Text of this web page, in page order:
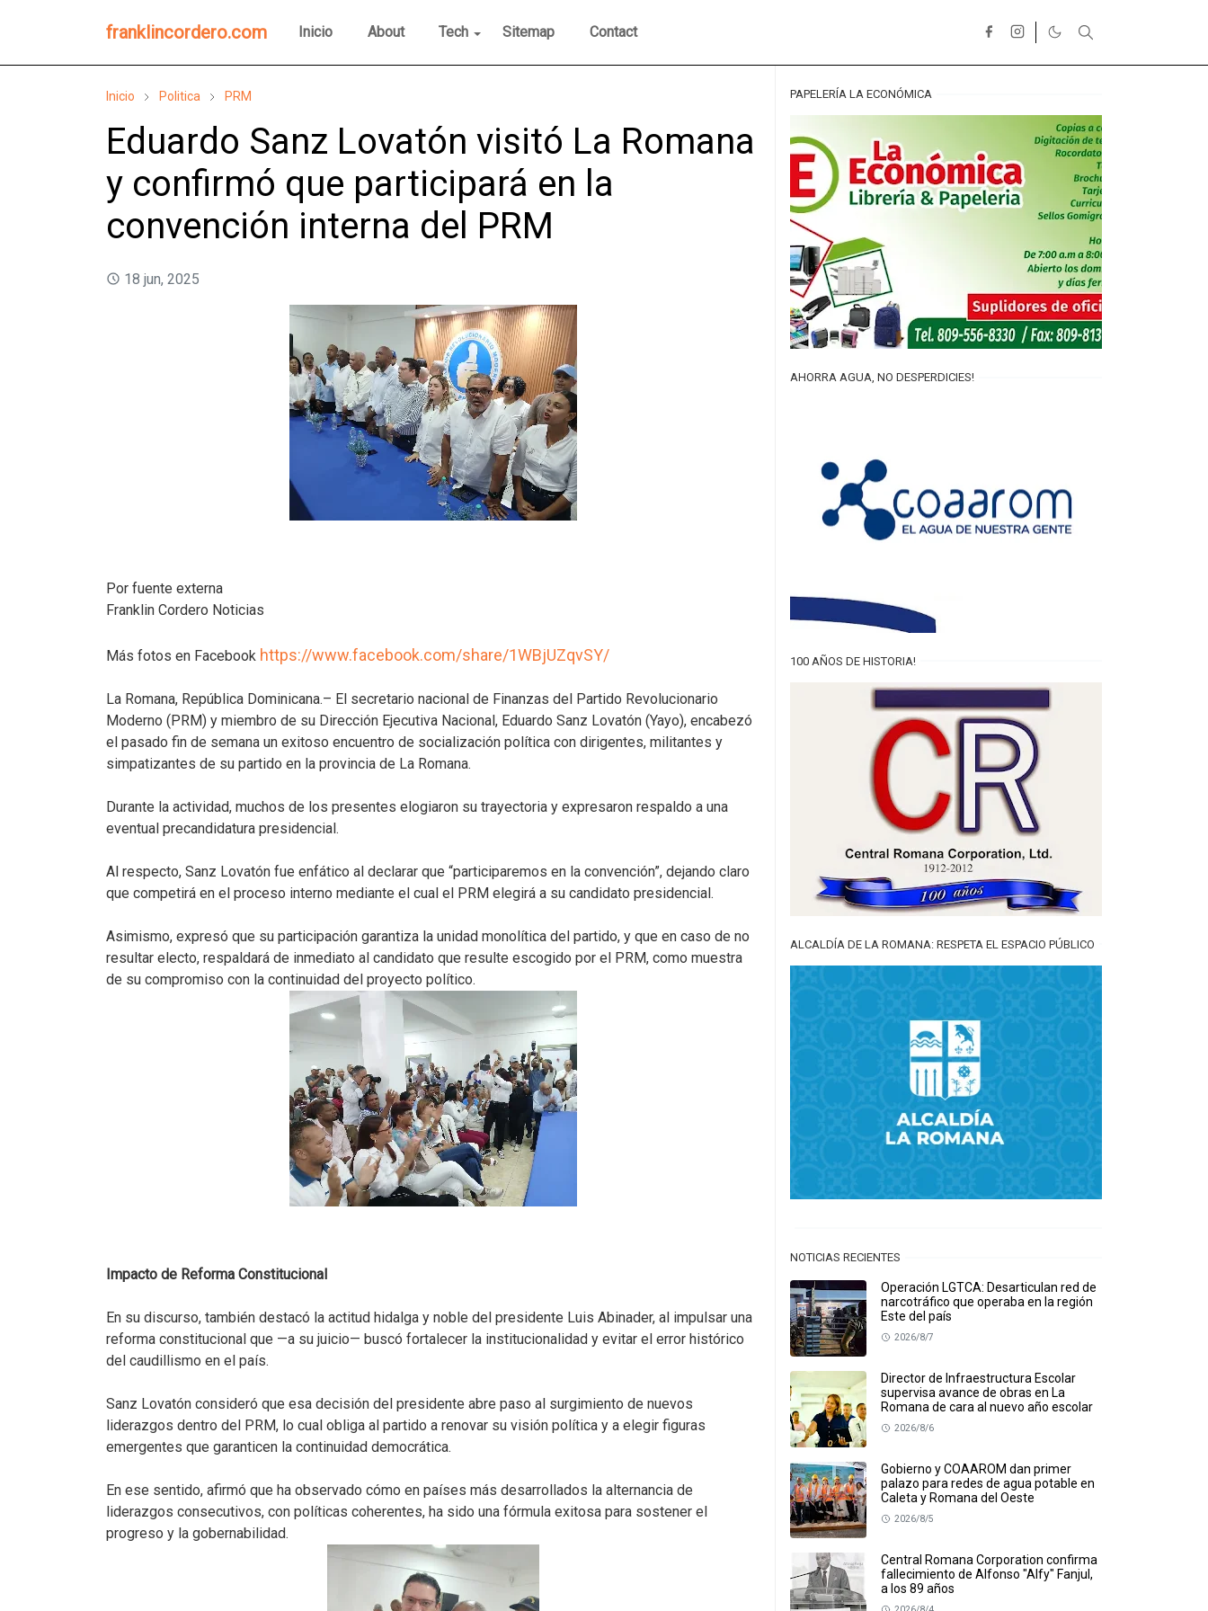
franklincordero.com Inicio About Tech Sitemap Contact
Inicio Politica PRM
Eduardo Sanz Lovatón visitó La Romana
y confirmó que participará en la
convención interna del PRM
18 jun, 2025
Por fuente externa
Franklin Cordero Noticias
Más fotos en Facebook https://www.facebook.com/share/1WBjUZqvSY/
La Romana, República Dominicana.– El secretario nacional de Finanzas del Partido Revolucionario
Moderno (PRM) y miembro de su Dirección Ejecutiva Nacional, Eduardo Sanz Lovatón (Yayo), encabezó
el pasado fin de semana un exitoso encuentro de socialización política con dirigentes, militantes y
simpatizantes de su partido en la provincia de La Romana.
Durante la actividad, muchos de los presentes elogiaron su trayectoria y expresaron respaldo a una
eventual precandidatura presidencial.
Al respecto, Sanz Lovatón fue enfático al declarar que “participaremos en la convención”, dejando claro
que competirá en el proceso interno mediante el cual el PRM elegirá a su candidato presidencial.
Asimismo, expresó que su participación garantiza la unidad monolítica del partido, y que en caso de no
resultar electo, respaldará de inmediato al candidato que resulte escogido por el PRM, como muestra
de su compromiso con la continuidad del proyecto político.
Impacto de Reforma Constitucional
En su discurso, también destacó la actitud hidalga y noble del presidente Luis Abinader, al impulsar una
reforma constitucional que —a su juicio— buscó fortalecer la institucionalidad y evitar el error histórico
del caudillismo en el país.
Sanz Lovatón consideró que esa decisión del presidente abre paso al surgimiento de nuevos
liderazgos dentro del PRM, lo cual obliga al partido a renovar su visión política y a elegir figuras
emergentes que garanticen la continuidad democrática.
En ese sentido, afirmó que ha observado cómo en países más desarrollados la alternancia de
liderazgos consecutivos, con políticas coherentes, ha sido una fórmula exitosa para sostener el
progreso y la gobernabilidad.
PAPELERÍA LA ECONÓMICA
AHORRA AGUA, NO DESPERDICIES!
100 AÑOS DE HISTORIA!
ALCALDÍA DE LA ROMANA: RESPETA EL ESPACIO PÚBLICO
NOTICIAS RECIENTES
Operación LGTCA: Desarticulan red de
narcotráfico que operaba en la región
Este del país
2026/8/7
Director de Infraestructura Escolar
supervisa avance de obras en La
Romana de cara al nuevo año escolar
2026/8/6
Gobierno y COAAROM dan primer
palazo para redes de agua potable en
Caleta y Romana del Oeste
2026/8/5
Central Romana Corporation confirma
fallecimiento de Alfonso "Alfy" Fanjul,
a los 89 años